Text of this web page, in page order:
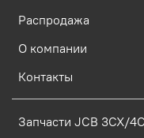
Распродажа
О компании
Контакты
Запчасти JCB 3CX/